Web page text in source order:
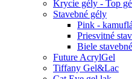
Krycie gély - Top
Stavebné gély
Pink -
Priesvitné
Biele
Future AcrylGel
Tiffany Gel&Lac